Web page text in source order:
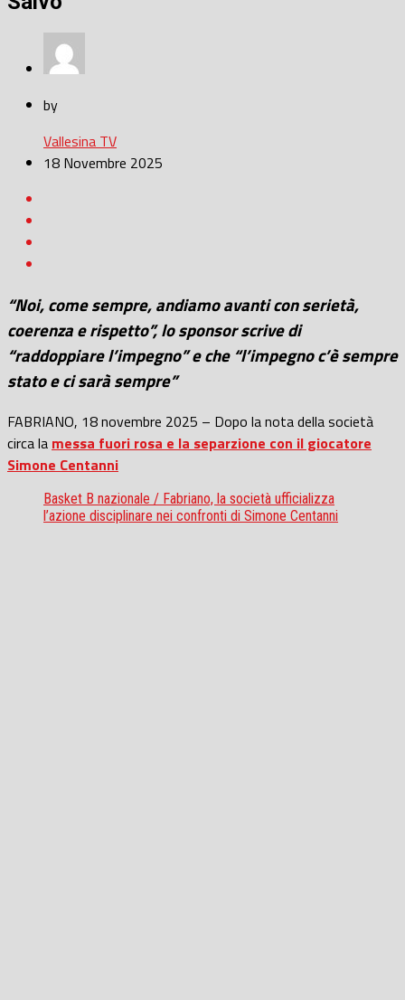
by
Vallesina TV
18 Novembre 2025
“Noi, come sempre, andiamo avanti con serietà,
coerenza e rispetto”, lo sponsor scrive di
“raddoppiare l’impegno” e che “l’impegno c’è sempre
stato e ci sarà sempre”
FABRIANO, 18 novembre 2025 – Dopo la nota della società
circa la messa fuori rosa e la separzione con il giocatore
Simone Centanni
Basket B nazionale / Fabriano, la società ufficializza
l’azione disciplinare nei confronti di Simone Centanni